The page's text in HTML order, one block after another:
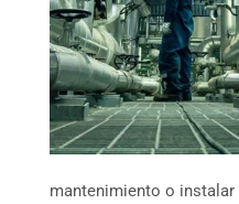
mantenimiento o